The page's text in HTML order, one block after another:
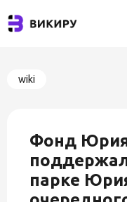
wiki
Фонд
парке